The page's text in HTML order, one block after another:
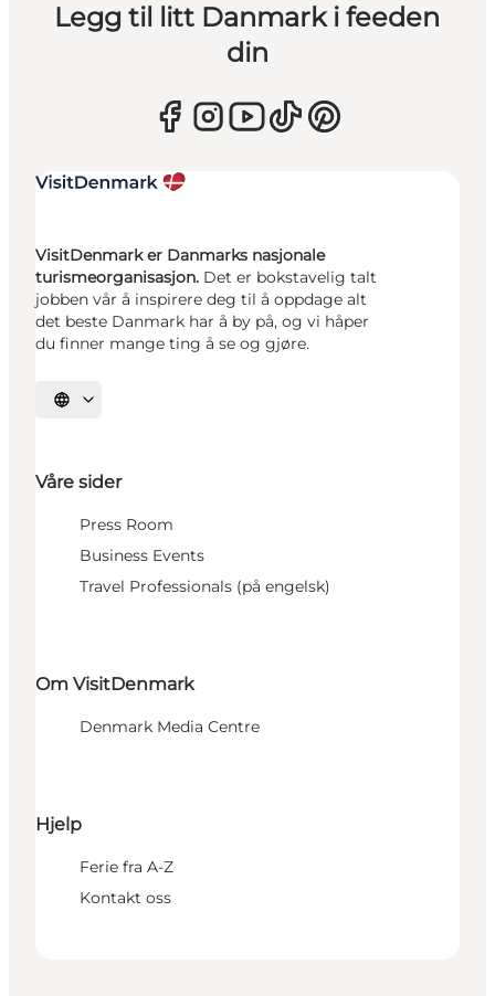
Legg til litt Danmark i feeden
din
VisitDenmark er Danmarks nasjonale
turismeorganisasjon. Det er bokstavelig talt
jobben vår å inspirere deg til å oppdage alt
det beste Danmark har å by på, og vi håper
du finner mange ting å se og gjøre.
Velg språk
Våre sider
Press Room
Business Events
Travel Professionals (på engelsk)
Om VisitDenmark
Denmark Media Centre
Hjelp
Ferie fra A-Z
Kontakt oss